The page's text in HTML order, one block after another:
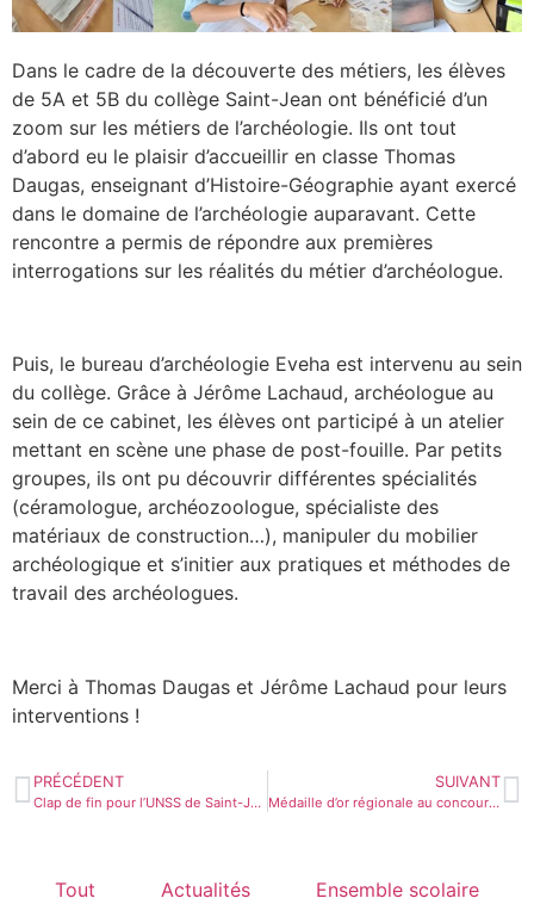
Dans le cadre de la découverte des métiers, les élèves
de 5A et 5B du collège Saint-Jean ont bénéficié d’un
zoom sur les métiers de l’archéologie. Ils ont tout
d’abord eu le plaisir d’accueillir en classe Thomas
Daugas, enseignant d’Histoire-Géographie ayant exercé
dans le domaine de l’archéologie auparavant. Cette
rencontre a permis de répondre aux premières
interrogations sur les réalités du métier d’archéologue.
Puis, le bureau d’archéologie Eveha est intervenu au sein
du collège. Grâce à Jérôme Lachaud, archéologue au
sein de ce cabinet, les élèves ont participé à un atelier
mettant en scène une phase de post-fouille. Par petits
groupes, ils ont pu découvrir différentes spécialités
(céramologue, archéozoologue, spécialiste des
matériaux de construction…), manipuler du mobilier
archéologique et s’initier aux pratiques et méthodes de
travail des archéologues.
Merci à Thomas Daugas et Jérôme Lachaud pour leurs
interventions !
PRÉCÉDENT
Clap de fin pour l’UNSS de Saint-Jean avec une sortie accrobranche
SUIVANT
Médaille d’or régionale au concours du Meilleur Apprenti de France 2026
Tout Actualités Ensemble scolaire